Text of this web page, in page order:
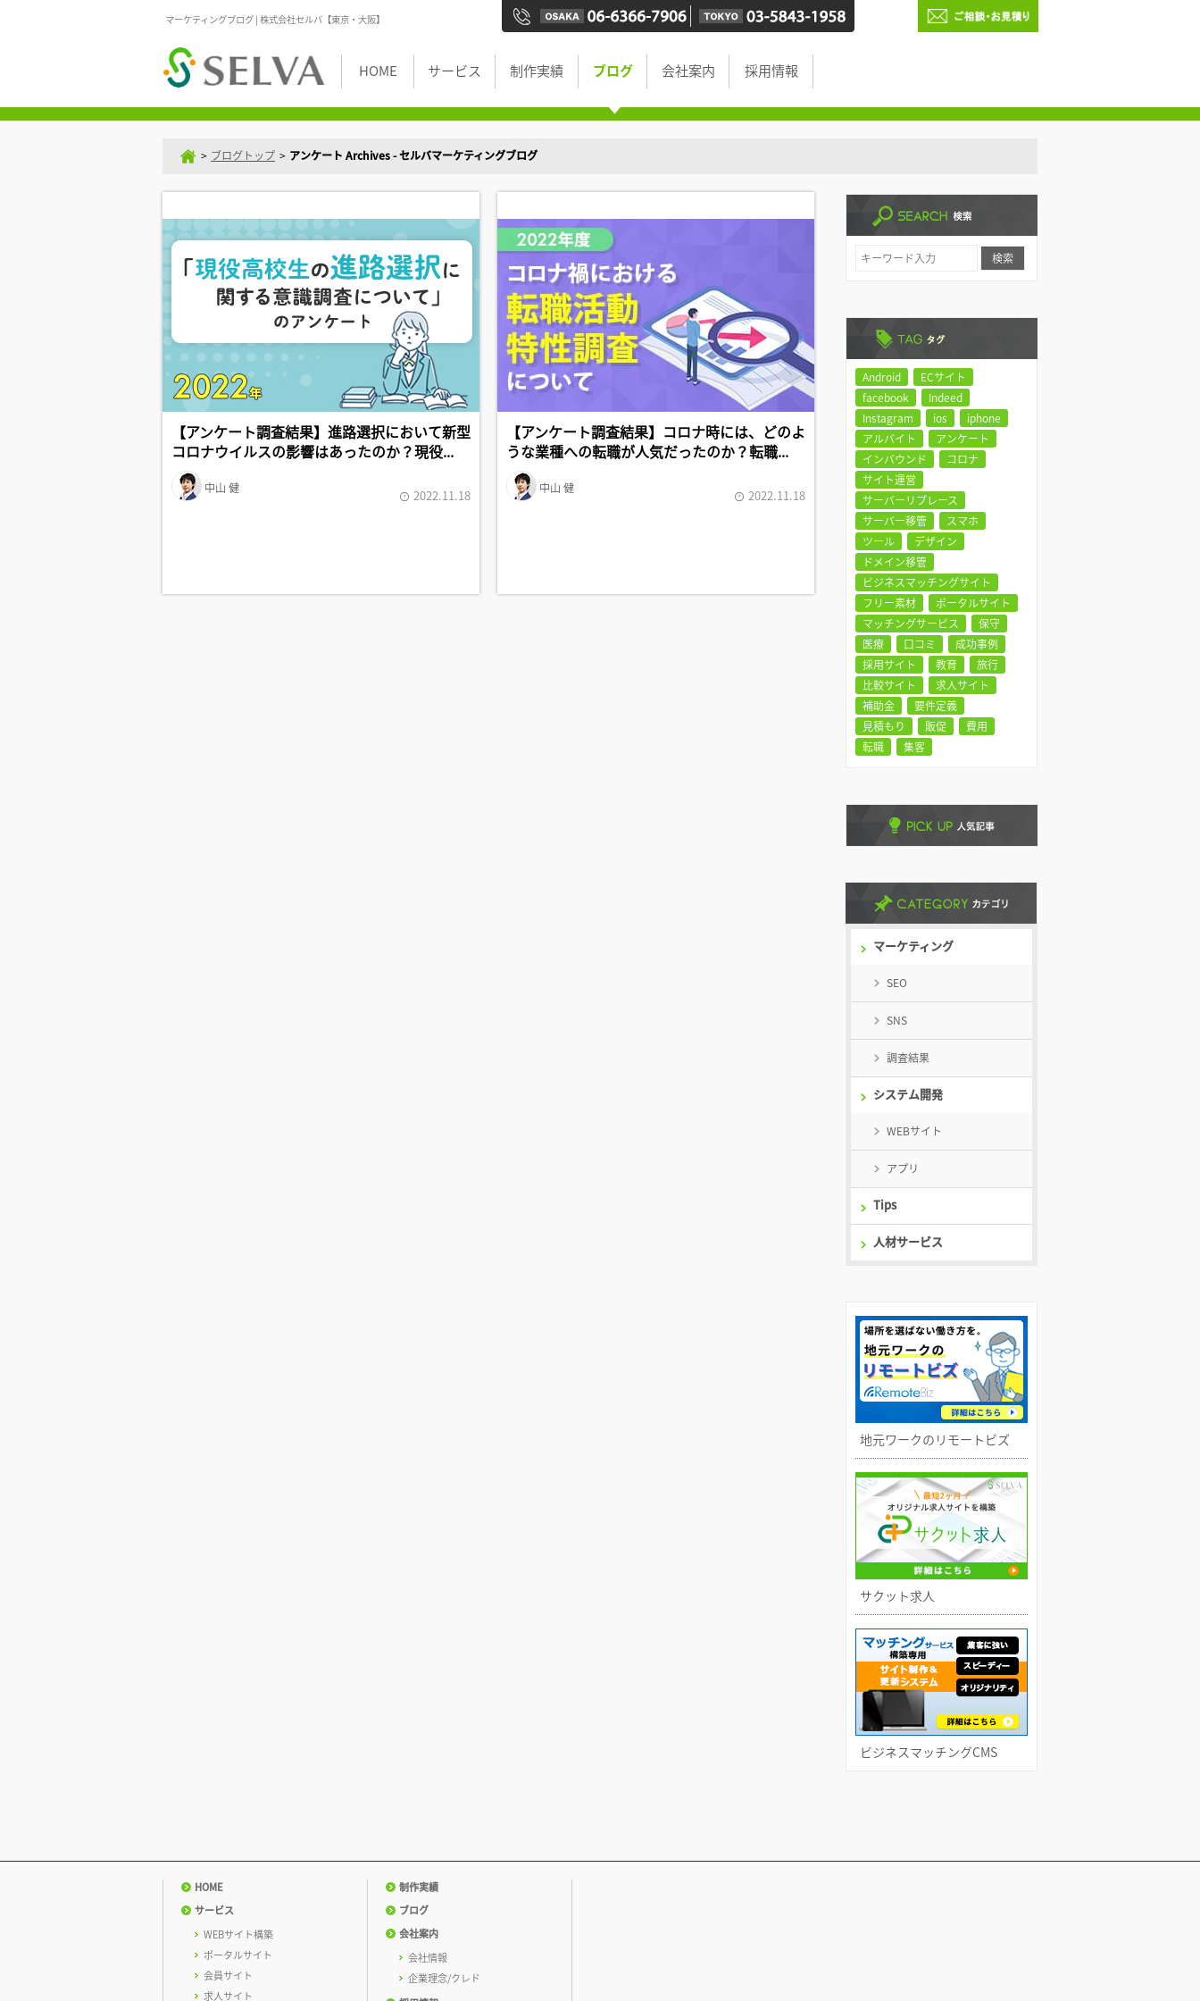
マーケティングブログ | 株式会社セルバ【東京・大阪】
HOME サービス 制作実績 ブログ 会社案内 採用情報
> ブログトップ > アンケート Archives - セルバマーケティングブログ
【アンケート調査結果】進路選択において新型
コロナウイルスの影響はあったのか？現役...
2022.11.18
中山 健
【アンケート調査結果】コロナ時には、どのよ
うな業種への転職が人気だったのか？転職...
2022.11.18
中山 健
Android
ECサイト
facebook
Indeed
Instagram
ios
iphone
アルバイト
アンケート
インバウンド
コロナ
サイト運営
サーバーリプレース
サーバー移管
スマホ
ツール
デザイン
ドメイン移管
ビジネスマッチングサイト
フリー素材
ポータルサイト
マッチングサービス
保守
医療
口コミ
成功事例
採用サイト
教育
旅行
比較サイト
求人サイト
補助金
要件定義
見積もり
販促
費用
転職
集客
マーケティング
SEO
SNS
調査結果
システム開発
WEBサイト
アプリ
Tips
人材サービス
地元ワークのリモートビズ
サクット求人
ビジネスマッチングCMS
HOME
サービス
WEBサイト構築
ポータルサイト
会員サイト
求人サイト
制作実績
ブログ
会社案内
会社情報
企業理念/クレド